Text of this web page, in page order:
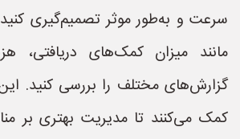
سرعت و به‌طور موثر تصمیم‌گیری
مانند میزان کمک‌های دریافتی،
گزارش‌های مختلف را بررسی کنید.
کمک می‌کنند تا مدیریت بهتری بر